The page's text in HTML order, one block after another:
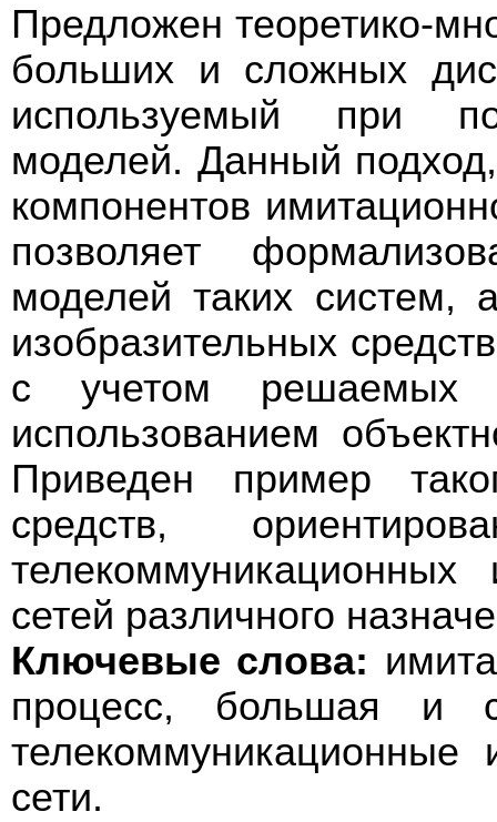
Предложен теоретико-
больших и сложных
используемый при
моделей. Данный
компонентов
позволяет
моделей таких систем,
изобразительных
с учетом решаемых
использованием
Приведен пример
средств,
сетей различного
Ключевые слова:
процесс, большая и
сети.